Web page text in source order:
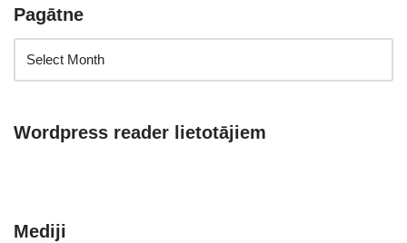
Pagātne
Wordpress reader lietotājiem
Mediji